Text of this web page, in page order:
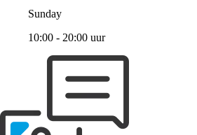
Sunday
10:00 - 20:00 uur